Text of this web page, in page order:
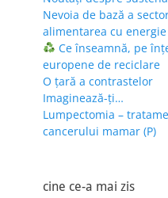
Nevoia de bază a
alimentarea cu energie
Ce înseamnă, pe
europene de reciclare
O țară a contrastelor
Imaginează-ți…
Lumpectomia –
cancerului mamar (P)
cine ce-a mai zis